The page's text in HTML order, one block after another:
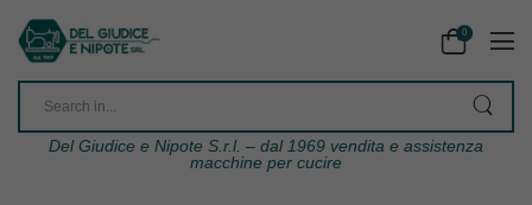
0
Del Giudice e Nipote S.r.l. – dal 1969 vendita e assistenza
macchine per cucire